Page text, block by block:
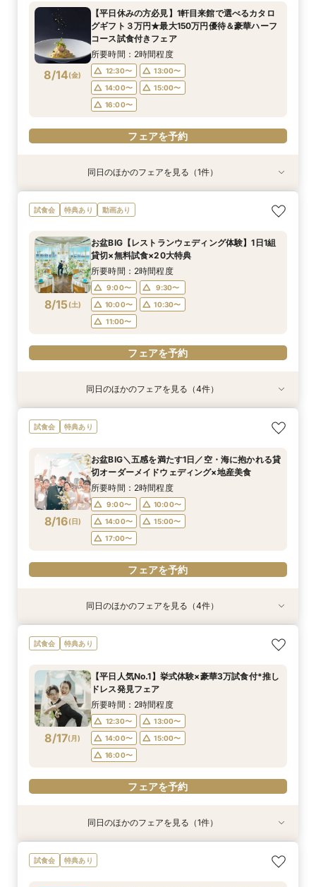
8/13(木)
メージを膨らませる全館見学ツアー☆
所要時間：2時間程度
12:30〜
13:00〜
14:00〜
15:00〜
16:00〜
フェアを予約
8/14(金)
【平日休みの方必見】1軒目来館で選べるカタロ
グギフト３万円★最大150万円優待＆豪華ハーフ
コース試食付きフェア
所要時間：2時間程度
12:30〜
13:00〜
14:00〜
15:00〜
16:00〜
フェアを予約
特典あり
8/14(金)
【6名様～少人数貸切OK】20名89万円～♪ご家
族＆ご友人様と過ごすアットホームウェディング
メージを膨らませる全館見学ツアー☆
所要時間：2時間程度
14:00〜
15:00〜
16:00〜
フェアを予約
同日のほかのフェアを見る（1件）
試食会 特典あり 動画あり
8/15(土)
お盆BIG【レストランウェディング体験】1日1組
貸切×無料試食×20大特典
所要時間：2時間程度
9:00〜
9:30〜
10:00〜
10:30〜
11:00〜
フェアを予約
特典あり
8/15(土)
【ナイトウェディング歓迎】神戸の海×1000万ド
ルの夜景で叶える特別な夜のウェディングパー
所要時間：2時間程度
10:00〜
10:30〜
11:00〜
フェアを予約
特典あり
8/15(土)
マイナビ限定＼結婚式どうしたいかわからない方
へ／GOOD WEDDING AWARD2025ベスト50受
会★試食付・来館カタログギフト最大3万円
所要時間：2時間程度
10:00〜
10:30〜
11:00〜
フェアを予約
特典あり
8/15(土)
【2件目以降限定】持込無料×自由スタイル★最
大1万ギフト券付
9:00〜
9:30〜
10:00〜
10:30〜
11:00〜
フェアを予約
特典あり
8/15(土)
【人気グルメサイト★4.72】評判のレストラン
料理試食付き相談会
9:00〜
9:30〜
10:00〜
10:30〜
11:00〜
フェアを予約
同日のほかのフェアを見る（4件）
試食会 特典あり
8/16(日)
お盆BIG＼五感を満たす1日／空・海に抱かれる貸
切オーダーメイドウェディング×地産美食
所要時間：2時間程度
9:00〜
10:00〜
14:00〜
15:00〜
17:00〜
フェアを予約
特典あり
8/16(日)
【料理重視の方へ】6名〜家族で貸切♪神戸の海×
シェフ特製試食×じっくり安心相談会
9:00〜
10:00〜
14:00〜
15:00〜
17:00〜
フェアを予約
特典あり
8/16(日)
年内ウェディングがお得に間に合う！安心準備＆
試食付きフェア
9:00〜
10:00〜
14:00〜
15:00〜
17:00〜
フェアを予約
特典あり
8/16(日)
【愛する家族と叶える感動の1日】挙式参列OK*
ペット連れ婚相談会
9:00〜
10:00〜
14:00〜
15:00〜
16:00〜
フェアを予約
特典あり
8/16(日)
SNSで670万回再生!「心を動かす結婚式」相談
フェア
9:00〜
10:00〜
14:00〜
15:00〜
17:00〜
フェアを予約
同日のほかのフェアを見る（4件）
試食会 特典あり
8/17(月)
【平日人気No.1】挙式体験×豪華3万試食付*推し
ドレス発見フェア
所要時間：2時間程度
12:30〜
13:00〜
14:00〜
15:00〜
16:00〜
フェアを予約
特典あり
【6名様～少人数貸切OK】20名89万円～♪ご家
族＆ご友人様と過ごすアットホームウェディング
同日のほかのフェアを見る（1件）
試食会 特典あり